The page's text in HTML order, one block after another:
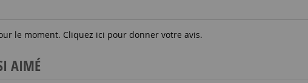
le moment. Cliquez ici pour donner votre avis.
AIMÉ